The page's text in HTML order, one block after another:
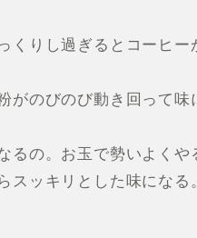
くりし過ぎるとコーヒー
のびのび動き回って味
るの。お玉で勢いよく
ッキリとした味になる。